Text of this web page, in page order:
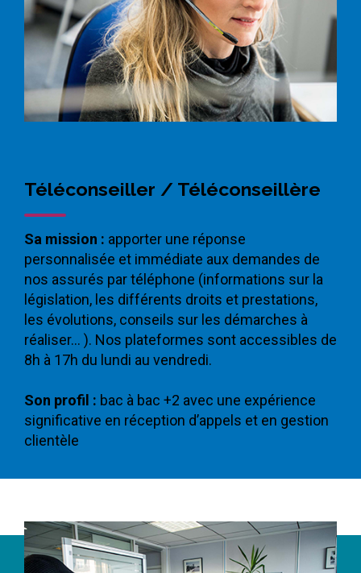
Téléconseiller / Téléconseillère
Sa mission : apporter une réponse
personnalisée et immédiate aux demandes de
nos assurés par téléphone (informations sur la
législation, les différents droits et prestations,
les évolutions, conseils sur les démarches à
réaliser… ). Nos plateformes sont accessibles de
8h à 17h du lundi au vendredi.
Son profil : bac à bac +2 avec une expérience
significative en réception d’appels et en gestion
clientèle